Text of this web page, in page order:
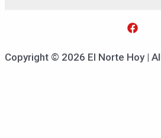
Copyright © 2026 El Norte Hoy |